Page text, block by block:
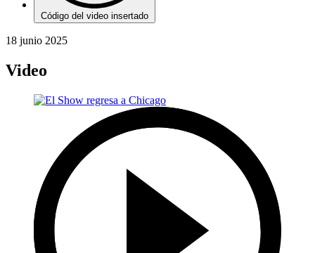
Código del video insertado
18 junio 2025
Video